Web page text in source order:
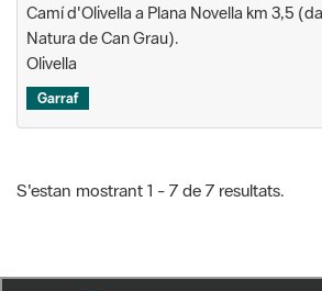
Camí d'Olivella a Plana Novella km 3,5
Natura de Can Grau).
Olivella
Garraf
S'estan mostrant 1 - 7 de 7 resultats.